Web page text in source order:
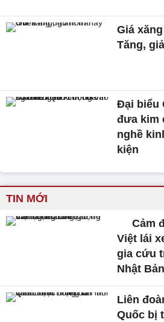
Giá
Tăng,
Đại biểu
đưa kim
nghề
kiện
TIN MỚI
Cảm
Việt lái
gia cứu
Nhật Bản
Liên
Quốc bị